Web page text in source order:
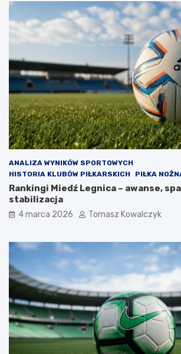
ANALIZA WYNIKÓW SPORTOWYCH
HISTORIA KLUBÓW PIŁKARSKICH
PIŁKA
Rankingi Miedź Legnica – awanse,
stabilizacja
4 marca 2026 Tomasz Kowalczyk